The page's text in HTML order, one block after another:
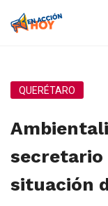
QUERÉTARO
secretario
situación